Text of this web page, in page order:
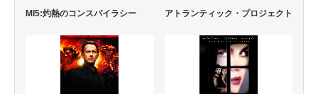
MI5:灼熱のコンスパイラシー アトランティック・プロジェクト